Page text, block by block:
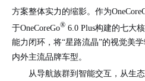
方案整体实力的缩影。作为
于OneCoreGo® 6.0 Plus构建的七大
能力闭环，将“星路流晶”的视觉美
内外主流品牌车型。
从导航族群到智能交互，从生